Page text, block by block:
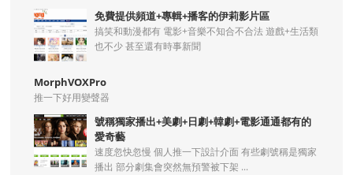
免費提供頻道+專輯+播客的伊莉影片區
搞笑和動漫都有 電影+音樂不知合不合法 遊戲+生活類
也不少 甚至還有時事新聞
MorphVOXPro
推一下好用變聲器
號稱獨家播出+美劇+日劇+韓劇+電影通通都有的
愛奇藝
速度忽快忽慢 個人推一下設計介面 有些劇號稱是獨家
播出 部分劇集會突然無預警被下架 ...